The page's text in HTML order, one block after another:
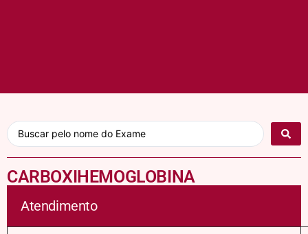
CARBOXIHEMOGLOBINA
Atendimento